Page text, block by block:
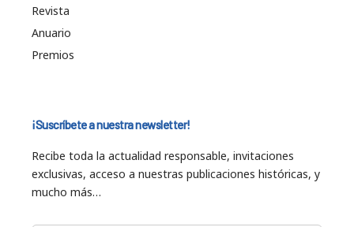
Revista
Anuario
Premios
¡Suscríbete a nuestra newsletter!
Recibe toda la actualidad responsable, invitaciones
exclusivas, acceso a nuestras publicaciones históricas, y
mucho más…